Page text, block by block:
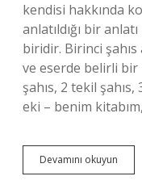
kendisi hakkında
anlatıldığı bir
biridir. Birinci
ve eserde belirli bir
şahıs, 2 tekil
eki – benim
Devamını okuyun
Tekil